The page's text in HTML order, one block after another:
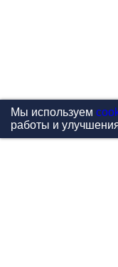
Мы используем
работы и